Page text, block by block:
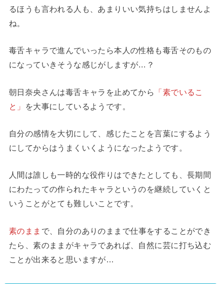
るほうも言われる人も、あまりいい気持ちはしませんよ
ね。
毒舌キャラで進んでいったら本人の性格も毒舌そのもの
になっていきそうな感じがしますが…？
朝日奈央さんは毒舌キャラを止めてから
「素でいるこ
と」
を大事にしているようです。
自分の感情を大切にして、感じたことを言葉にするよう
にしてからはうまくいくようになったようです。
人間は誰しも一時的な役作りはできたとしても、長期間
にわたっての作られたキャラというのを継続していくと
いうことがとても難しいことです。
素のまま で、自分のありのままで仕事をすることができ
たら、素のままがキャラであれば、自然に芸に打ち込む
ことが出来ると思いますが…